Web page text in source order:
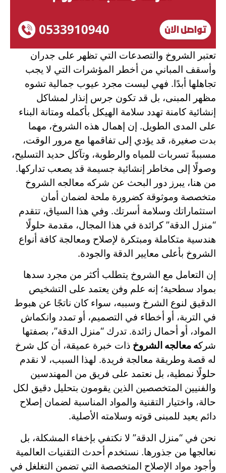
تعتبر الشروخ والتصدعات التي تظهر على جدران
وأسقف المباني من أخطر المؤشرات التي لا يجب
تجاهلها أبدًا. فهي ليست مجرد عيوب جمالية تشوه
مظهر المبنى، بل قد تكون جرس إنذار لمشاكل
إنشائية كامنة تهدد سلامة الهيكل بأكمله ومتانة البناء
على المدى الطويل. إن إهمال هذه الشروخ، مهما
بدت صغيرة، قد يؤدي إلى تفاقمها مع مرور الوقت،
مسببةً تسربات للمياه والرطوبة، وتآكل حديد التسليح،
وصولًا إلى مخاطر إنشائية جسيمة قد يصعب تداركها.
من هنا، يبرز دور البحث عن شركه معالجه الشروخ
متخصصة وموثوقة كضرورة ملحة لضمان أمان
استثماراتك وسلامة أسرتك. وفي هذا السياق، تتقدم
“منزل الدقة” كرائدة في هذا المجال، مقدمة حلولًا
هندسية متكاملة ومبتكرة لإصلاح ومعالجة كافة أنواع
الشروخ بأعلى معايير الدقة والجودة.
إن التعامل مع الشروخ يتطلب أكثر من مجرد سدها
بمواد سطحية؛ إنه علم وفن يعتمد على التشخيص
الدقيق لنوع الشرخ وسببه، سواء كان ناتجًا عن هبوط
في التربة، أو أخطاء في التصميم، أو تمدد وانكماش
المواد، أو أحمال زائدة. تدرك “منزل الدقة”، بصفتها
شركه معالجه الشروخ ذات خبرة عميقة، أن كل شرخ
له قصة وطريقة معالجة فريدة. لهذا السبب، لا نقدم
حلولًا نمطية، بل نعتمد على فريق من المهندسين
والفنيين المتخصصين الذين يقومون بتحليل دقيق لكل
حالة، واختيار التقنية والمواد المناسبة لضمان إصلاح
دائم يعيد للمبنى قوته وسلامته الأصلية.
نحن في “منزل الدقة” لا نكتفي بإخفاء المشكلة، بل
نعالجها من جذورها. نستخدم أحدث التقنيات العالمية
وأجود مواد الإصلاح المتخصصة التي تضمن التغلغل في